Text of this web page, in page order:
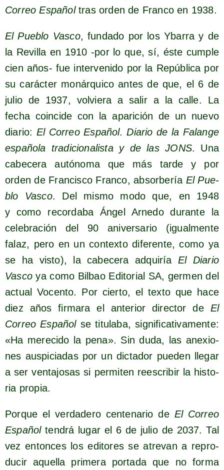
Correo Espa­ñoltras orden de Fran­co en 1938.
El Pue­blo Vas­co, fun­da­do por los Yba­rra y de
la Revi­lla en 1910 ‑por lo que, sí, éste cum­ple
cien años- fue inter­ve­ni­do por la Repú­bli­ca por
su carác­ter monár­qui­co antes de que, el 6 de
julio de 1937, vol­vie­ra a salir a la calle. La
fecha coin­ci­de con la apa­ri­ción de un nue­vo
dia­rio: El Correo Espa­ñol. Dia­rio de la Falan­ge
espa­ño­la tra­di­cio­na­lis­ta y de las JONS. Una
cabe­ce­ra autó­no­ma que más tar­de y por
orden de Fran­cis­co Fran­co, absor­be­ría El Pue­
blo Vas­co. Del mis­mo modo que, en 1948
y como recor­da­ba Ángel Arne­do duran­te la
cele­bra­ción del 90 ani­ver­sa­rio (igual­men­te
falaz, pero en un con­tex­to dife­ren­te, como ya
se ha vis­to), la cabe­ce­ra adqui­ríaEl Dia­rio
Vas­co ya como Bil­bao Edi­to­rial SA, ger­men del
actual Vocen­to. Por cier­to, el tex­to que hace
diez años fir­ma­ra el ante­rior direc­tor de El
Correo Espa­ñolse titu­la­ba, sig­ni­fi­ca­ti­va­men­te:
«Ha mere­ci­do la pena». Sin duda, las ane­xio­
nes aus­pi­cia­das por un dic­ta­dor pue­den lle­gar
a ser ven­ta­jo­sas si per­mi­ten rees­cri­bir la his­to­
ria propia.
Por­que el ver­da­de­ro cen­te­na­rio de El Correo
Espa­ñolten­drá lugar el 6 de julio de 2037. Tal
vez enton­ces los edi­to­res se atre­van a repro­
du­cir aque­lla pri­me­ra por­ta­da que no for­ma